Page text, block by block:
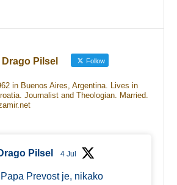
Drago Pilsel Follow
in Buenos Aires, Argentina. Lives in
Journalist and Theologian. Married.
Pilsel 4 Jul
Papa Prevost je, nikako